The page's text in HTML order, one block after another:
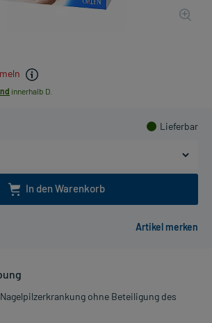
innerhalb D.
Lieferbar
In den Warenkorb
ohne Beteiligung des